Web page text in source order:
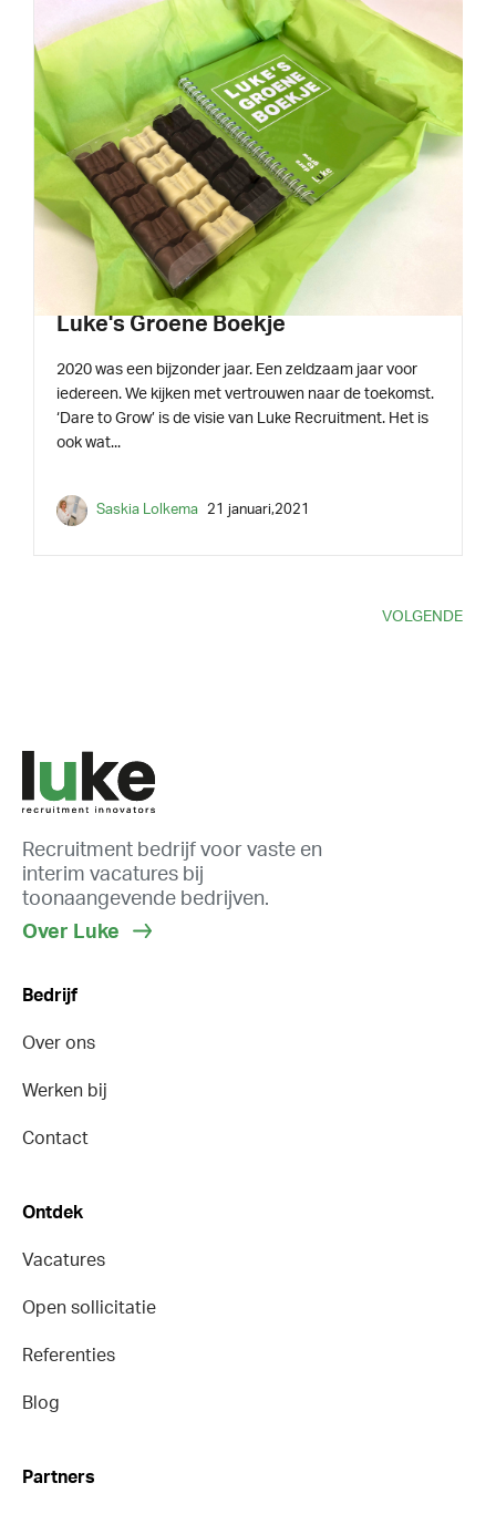
INSPIRATIE 2 min leestijd
Luke's Groene Boekje
2020 was een bijzonder jaar. Een zeldzaam jaar voor
iedereen. We kijken met vertrouwen naar de toekomst.
‘Dare to Grow’ is de visie van Luke Recruitment. Het is
ook wat...
Saskia Lolkema 21 januari,2021
VOLGENDE
Recruitment bedrijf voor vaste en
interim vacatures bij
toonaangevende bedrijven.
Over Luke
Bedrijf
Over ons
Werken bij
Contact
Ontdek
Vacatures
Open sollicitatie
Referenties
Blog
Partners